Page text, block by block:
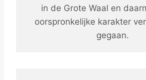
in de Grote Waal en
oorspronkelijke karakter
gegaan.